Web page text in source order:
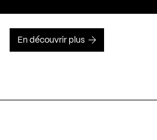
En découvrir plus